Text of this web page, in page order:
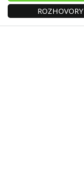
ROZHOVORY